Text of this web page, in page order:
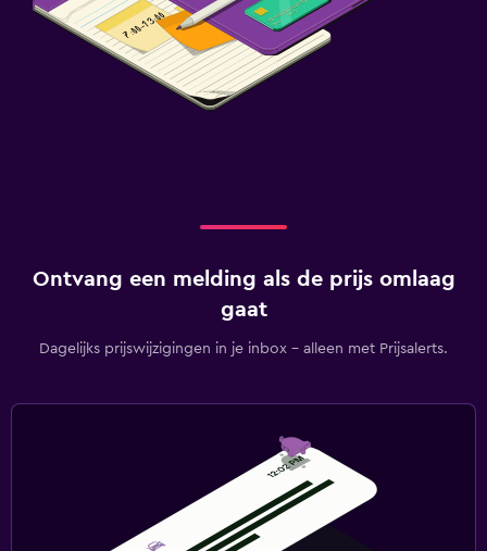
Ontvang een melding als de prijs omlaag
gaat
Dagelijks prijswijzigingen in je inbox - alleen met Prijsalerts.